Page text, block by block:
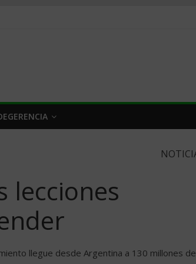
lecciones
llegue desde Argentina a 130 millones de